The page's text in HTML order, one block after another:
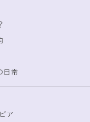
生活設計
シリーズ
環境づくり
アライフ
日常
ア